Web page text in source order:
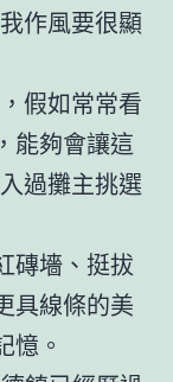
作風要很顯
假如常常看
能夠會讓這
過攤主挑選
磚墻、挺拔
具線條的美
憶。